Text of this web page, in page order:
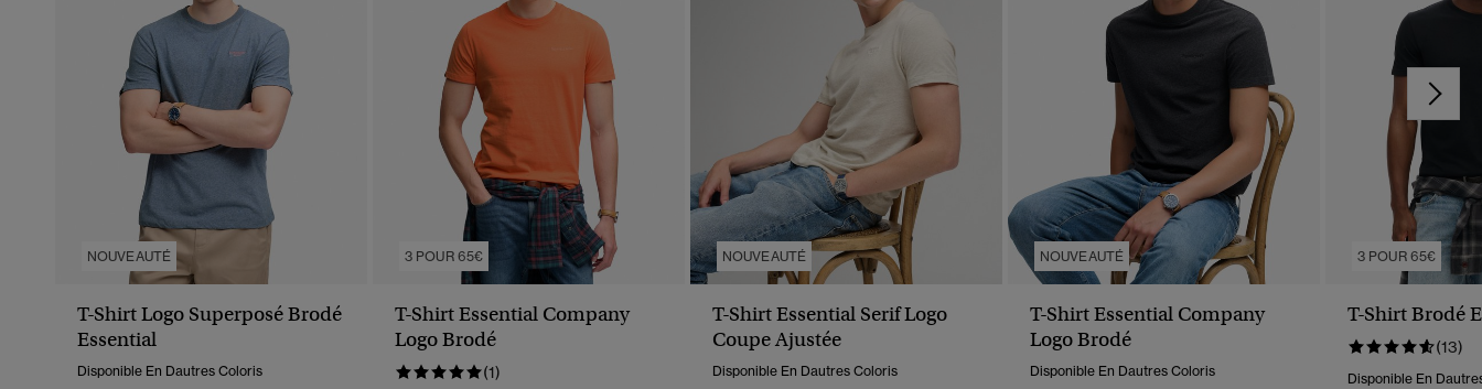
NOUVEAUTÉ
T-Shirt Logo Superposé Brodé
Essential
Disponible En Dautres Coloris
3 POUR 65€
T-Shirt Essential Company
Logo Brodé
(1)
NOUVEAUTÉ
T-Shirt Essential Serif Logo
Coupe Ajustée
Disponible En Dautres Coloris
NOUVEAUTÉ
T-Shirt Essential Company
Logo Brodé
Disponible En Dautres Coloris
3 POUR 65€
T-Shirt Brodé
(13)
Disponible En